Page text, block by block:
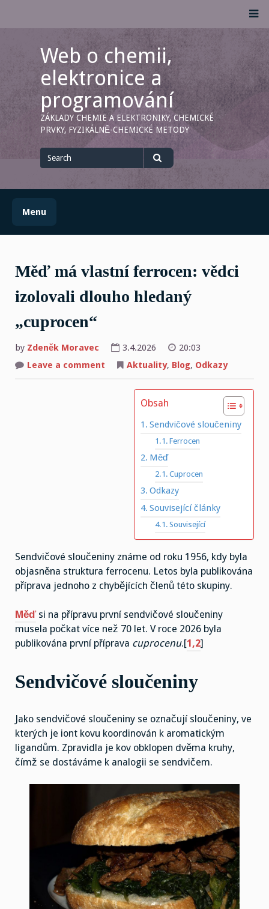
Web o chemii,
elektronice a
programování
ZÁKLADY CHEMIE A ELEKTRONIKY, CHEMICKÉ
PRVKY, FYZIKÁLNĚ-CHEMICKÉ METODY
for
Menu
Měď má vlastní ferrocen: vědci
izolovali dlouho hledaný
„cuprocen“
by Zdeněk Moravec 3.4.2026
20:03
Leave a comment
ferrocen:
Aktuality, Blog, Odkazy
Obsah
Sendvičové sloučeniny
Ferrocen
Měď
Cuprocen
Odkazy
Související články
Související
Sendvičové sloučeniny známe od roku 1956, kdy byla
objasněna struktura ferrocenu. Letos byla publikována
příprava jednoho z chybějících členů této skupiny.
Měďsi na přípravu první sendvičové sloučeniny
musela počkat více než 70 let. V roce 2026 byla
publikována první příprava cuprocenu.[1,2]
Sendvičové sloučeniny
Jako sendvičové sloučeniny se označují sloučeniny, ve
kterých je iont kovu koordinován k aromatickým
ligandům. Zpravidla je kov obklopen dvěma kruhy,
čímž se dostáváme k analogii se sendvičem.